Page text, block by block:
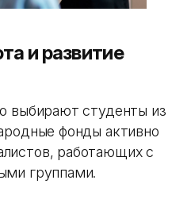
и развитие
выбирают студенты из
фонды активно
работающих с
группами.